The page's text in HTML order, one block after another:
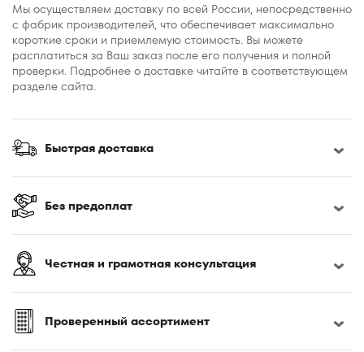
Мы осуществляем доставку по всей России, непосредственно
с фабрик производителей, что обеспечивает максимально
короткие сроки и приемлемую стоимость. Вы можете
расплатиться за Ваш заказ после его получения и полной
проверки. Подробнее о доставке читайте в соответствующем
разделе сайта.
Быстрая доставка
Без предоплат
Честная и грамотная консультация
Проверенный ассортимент